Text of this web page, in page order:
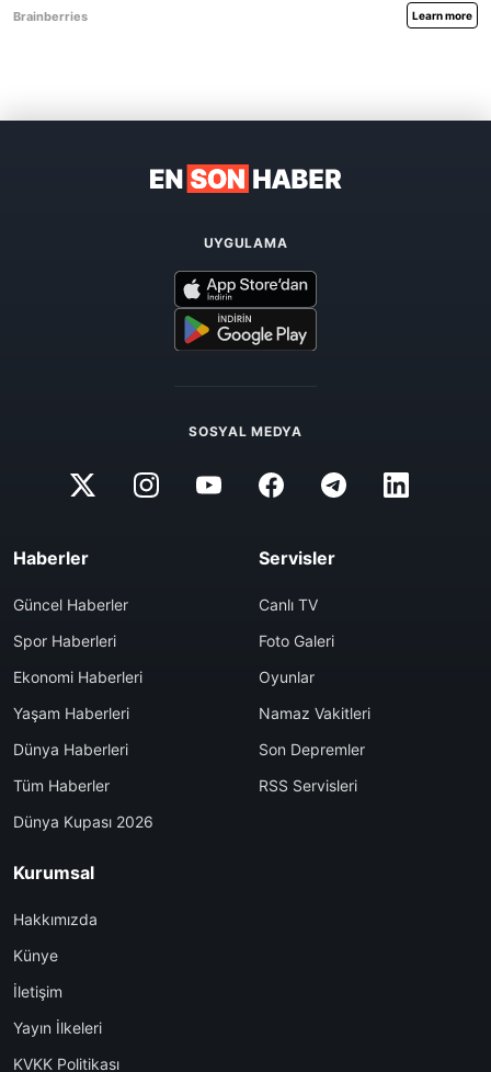
UYGULAMA
SOSYAL MEDYA
Haberler
Güncel Haberler
Spor Haberleri
Ekonomi Haberleri
Yaşam Haberleri
Dünya Haberleri
Tüm Haberler
Dünya Kupası 2026
Servisler
Canlı TV
Foto Galeri
Oyunlar
Namaz Vakitleri
Son Depremler
RSS Servisleri
Kurumsal
Hakkımızda
Künye
İletişim
Yayın İlkeleri
KVKK Politikası